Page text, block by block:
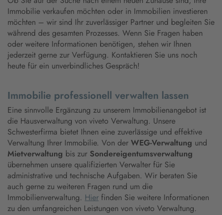
Immobilie verkaufen möchten oder in Immobilien investieren
möchten – wir sind Ihr zuverlässiger Partner und begleiten Sie
während des gesamten Prozesses. Wenn Sie Fragen haben
oder weitere Informationen benötigen, stehen wir Ihnen
jederzeit gerne zur Verfügung. Kontaktieren Sie uns noch
heute für ein unverbindliches Gespräch!
Immobilie professionell verwalten lassen
Eine sinnvolle Ergänzung zu unserem Immobilienangebot ist
die Hausverwaltung von viveto Verwaltung. Unsere
Schwesterfirma bietet Ihnen eine zuverlässige und effektive
Verwaltung Ihrer Immobilie. Von der WEG-Verwaltung und
Mietverwaltung bis zur Sondereigentumsverwaltung
übernehmen unsere qualifizierten Verwalter für Sie
administrative und technische Aufgaben. Wir beraten Sie
auch gerne zu weiteren Fragen rund um die
Immobilienverwaltung. Hier finden Sie weitere Informationen
zu den umfangreichen Leistungen von viveto Verwaltung.